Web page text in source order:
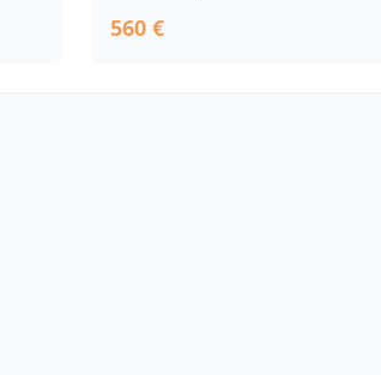
560 €